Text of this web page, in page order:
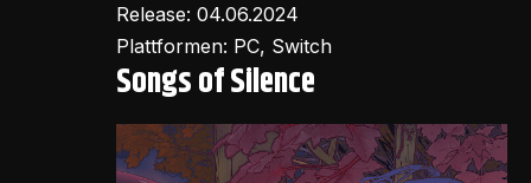
Release: 04.06.2024
Plattformen: PC, Switch
Songs of Silence